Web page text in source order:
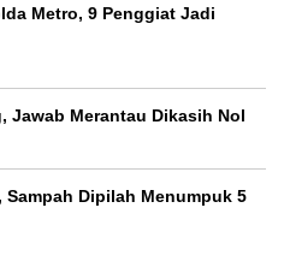
Metro, 9 Penggiat Jadi
Jawab Merantau Dikasih Nol
Sampah Dipilah Menumpuk 5